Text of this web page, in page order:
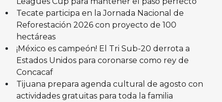
Tecate participa en la Jornada Nacional de
Reforestación 2026 con proyecto de 100
hectáreas
¡México es campeón! El Tri Sub-20 derrota a
Estados Unidos para coronarse como rey de
Concacaf
Tijuana prepara agenda cultural de agosto con
actividades gratuitas para toda la familia